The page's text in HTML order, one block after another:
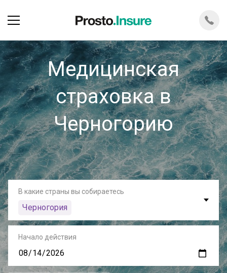
Медицинская
страховка в
Черногорию
В какие страны вы собираетесь
Черногория
Начало действия